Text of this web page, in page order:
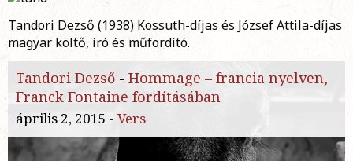
Tandori Dezső (1938) Kossuth-díjas és József Attila-díjas
magyar költő, író és műfordító.
Tandori Dezső - Hommage – francia nyelven,
Franck Fontaine fordításában
április 2, 2015 - Vers